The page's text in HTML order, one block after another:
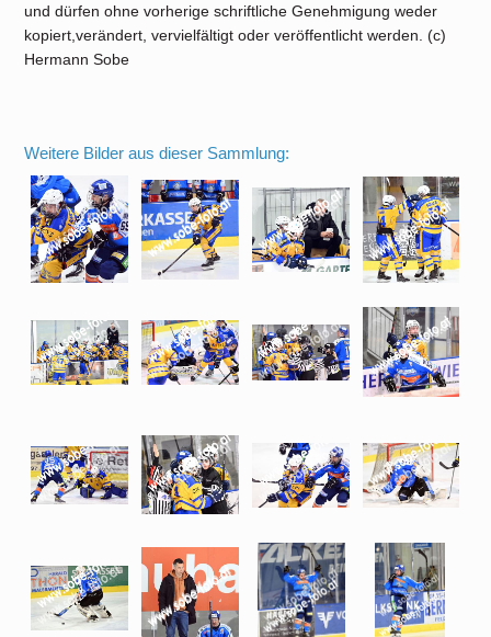
und dürfen ohne vorherige schriftliche Genehmigung weder
kopiert,verändert, vervielfältigt oder veröffentlicht werden. (c)
Hermann Sobe
Weitere Bilder aus dieser Sammlung: